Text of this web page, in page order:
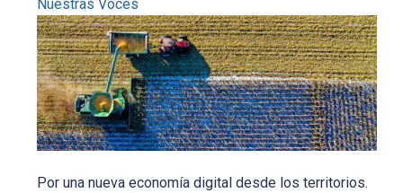
Nuestras Voces
Por una nueva economía digital desde los territorios.